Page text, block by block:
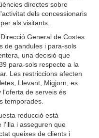
directes sobre
dels concessionaris
als visitants.
General de Costes
de gandules i para-sols
una decisió que
para-sols respecte a la
Les restriccions afecten
Llevant, Migjorn, es
l'oferta de serveis és
temporades.
reducció està
l'illa i asseguren que
queixes de clients i